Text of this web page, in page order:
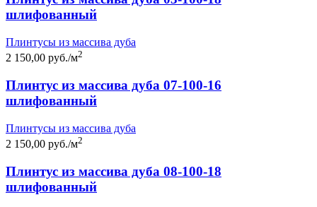
шлифованный
Плинтусы из массива дуба
2 150,00 руб./м2
Плинтус из массива дуба 07-100-16
шлифованный
Плинтусы из массива дуба
2 150,00 руб./м2
Плинтус из массива дуба 08-100-18
шлифованный